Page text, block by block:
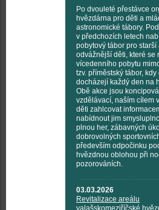
Po dvouleté přestávce
hvězdárna pro děti a
astronomické tábory.
v předchozích letech
pobytový tábor pro starší
odvážnější děti, které se
vícedenního pobytu
tzv. příměstský tábor, kdy
docházejí každý den na
Obě akce jsou
vzdělávací, naším cílem
děti zahlcovat
nabídnout jim
plnou her, zábavných
dobrovolných
především odpočinku
hvězdnou oblohou při
pozorováních.
03.03.2026
Revitalizace areálu
valašskomeziříčské